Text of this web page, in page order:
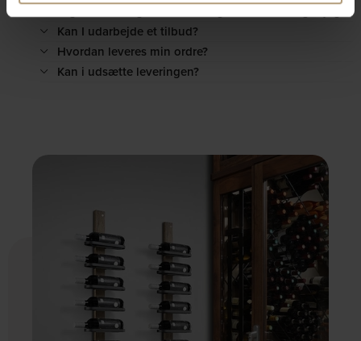
Jeg har modtaget en beskadiget vare - hvad gør jeg?
Kan I udarbejde et tilbud?
Hvordan leveres min ordre?
Kan i udsætte leveringen?